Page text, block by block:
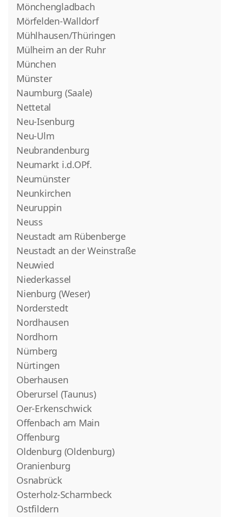
Mönchengladbach
Mörfelden-Walldorf
Mühlhausen/Thüringen
Mülheim an der Ruhr
München
Münster
Naumburg (Saale)
Nettetal
Neu-Isenburg
Neu-Ulm
Neubrandenburg
Neumarkt i.d.OPf.
Neumünster
Neunkirchen
Neuruppin
Neuss
Neustadt am Rübenberge
Neustadt an der Weinstraße
Neuwied
Niederkassel
Nienburg (Weser)
Norderstedt
Nordhausen
Nordhorn
Nürnberg
Nürtingen
Oberhausen
Oberursel (Taunus)
Oer-Erkenschwick
Offenbach am Main
Offenburg
Oldenburg (Oldenburg)
Oranienburg
Osnabrück
Osterholz-Scharmbeck
Ostfildern